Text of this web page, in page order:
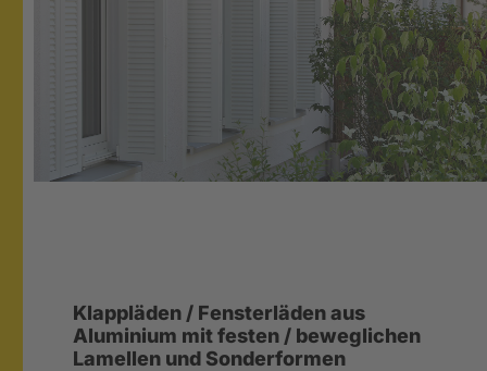
Klappläden / Fensterläden aus
Aluminium mit festen / beweglichen
Lamellen und Sonderformen